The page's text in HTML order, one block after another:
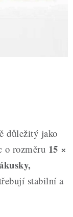
důležitý jako
o rozměru 15 ×
stabilní a